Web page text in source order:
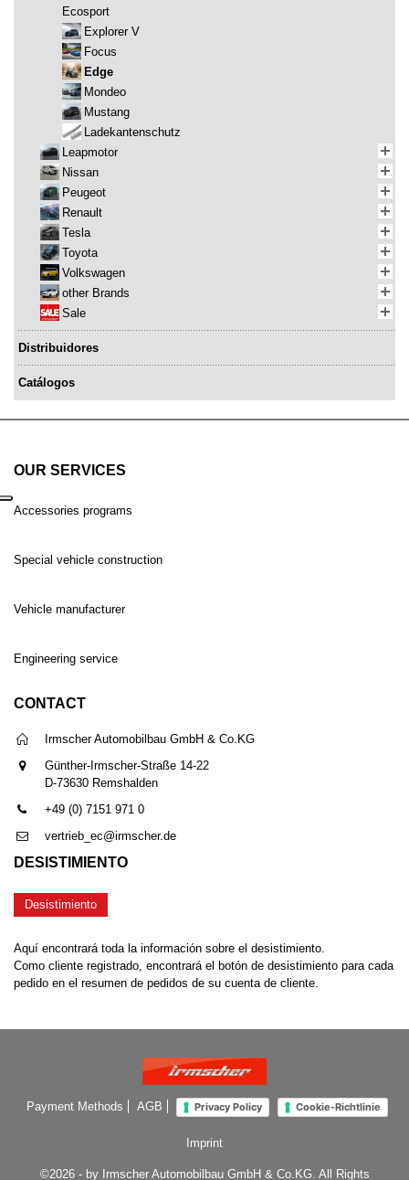
Ecosport
Explorer V
Focus
Edge
Mondeo
Mustang
Ladekantenschutz
Leapmotor
Nissan
Peugeot
Renault
Tesla
Toyota
Volkswagen
other Brands
Sale
Distribuidores
Catálogos
OUR SERVICES
Accessories programs
Special vehicle construction
Vehicle manufacturer
Engineering service
CONTACT
Irmscher Automobilbau GmbH & Co.KG
Günther-Irmscher-Straße 14-22
D-73630 Remshalden
+49 (0) 7151 971 0
vertrieb_ec@irmscher.de
DESISTIMIENTO
Desistimiento
Aquí encontrará toda la información sobre el desistimiento.
Como cliente registrado, encontrará el botón de desistimiento para cada
pedido en el resumen de pedidos de su cuenta de cliente.
Payment Methods AGB Privacy Policy Cookie-Richtlinie
Imprint
©2026 - by Irmscher Automobilbau GmbH & Co.KG. All Rights